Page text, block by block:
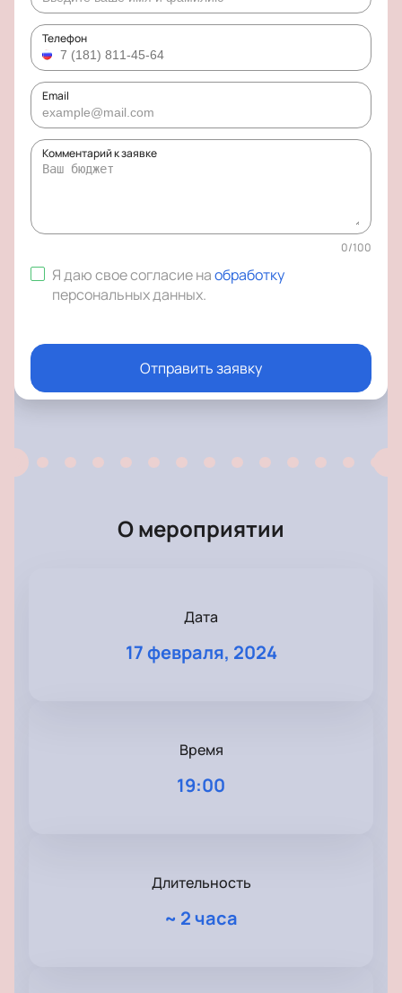
Телефон
Email
Комментарий к заявке
0/100
Я даю свое согласие наобработку
персональных данных.
Отправить заявку
О мероприятии
Дата
17 февраля, 2024
Время
19:00
Длительность
~ 2 часа